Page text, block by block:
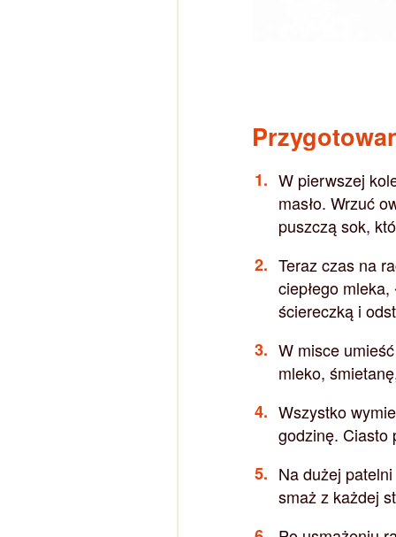
W pierwszej
masło. Wrzuć
puszczą sok,
Teraz czas na
ciepłego
ściereczką i
W misce
mleko,
Wszystko
godzinę. Ciasto
Na dużej
smaż z każdej